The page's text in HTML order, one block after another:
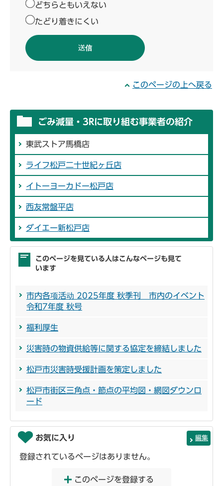
どちらともいえない
たどり着きにくい
このページの上へ戻る
ごみ減量・3Rに取り組む事業者の紹介
東武ストア馬橋店
ライフ松戸二十世紀ヶ丘店
イトーヨーカドー松戸店
西友常盤平店
ダイエー新松戸店
このページを見ている人はこんなページも見て
います
市内各项活动 2025年度 秋季刊 市内のイベント
令和7年度 秋号
福利厚生
災害時の物資供給等に関する協定を締結しました
松戸市災害時受援計画を策定しました
松戸市街区三角点・節点の平均図・網図ダウンロ
ード
お気に入り 編集
登録されているページはありません。
このページを登録する